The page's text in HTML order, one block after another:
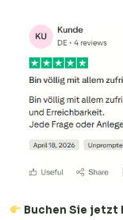
Buchen Sie jetzt